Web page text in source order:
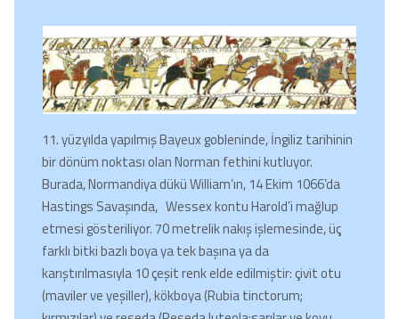
11. yüzyılda yapılmış Bayeux gobleninde, İngiliz tarihinin
bir dönüm noktası olan Norman fethini kutluyor.
Burada, Normandiya dükü William’ın, 14 Ekim 1066’da
Hastings Savaşında, Wessex kontu Harold’i mağlup
etmesi gösteriliyor. 70 metrelik nakış işlemesinde, üç
farklı bitki bazlı boya ya tek başına ya da
karıştırılmasıyla 10 çeşit renk elde edilmiştir: çivit otu
(maviler ve yeşiller), kökboya (Rubia tinctorum;